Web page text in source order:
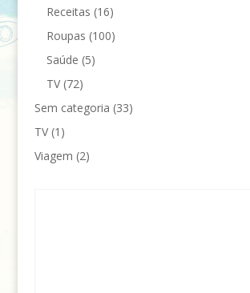
Receitas (16)
Roupas (100)
Saúde (5)
TV(72)
Sem categoria (33)
TV(1)
Viagem (2)